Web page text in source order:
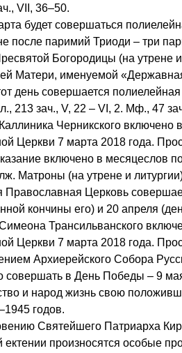
VII, 36–50.
будет совершаться
после паримий Триоди – три
Богородицы (на утрене
Матери, именуемой
день совершается
213 зач., V, 22 – VI, 2. Мф., 47
Черникского
Церкви 7 марта 2018 года.
включено в месяцеслов
Матроны (на утрене и
Православная Церковь
кончины его) и 20 апреля
Трансильванского
Церкви 7 марта 2018 года.
Архиерейского Собора
совершать в День Победы – 9
и народ жизнь свою
годов.
Святейшего Патриарха
ектении произносятся особые